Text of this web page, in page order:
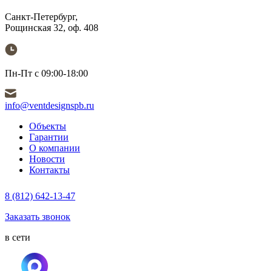
Санкт-Петербург,
Рощинская 32, оф. 408
Пн-Пт с 09:00-18:00
info@ventdesignspb.ru
Объекты
Гарантии
О компании
Новости
Контакты
8 (812) 642-13-47
Заказать звонок
в сети